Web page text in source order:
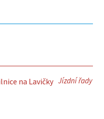
Jízdní řady